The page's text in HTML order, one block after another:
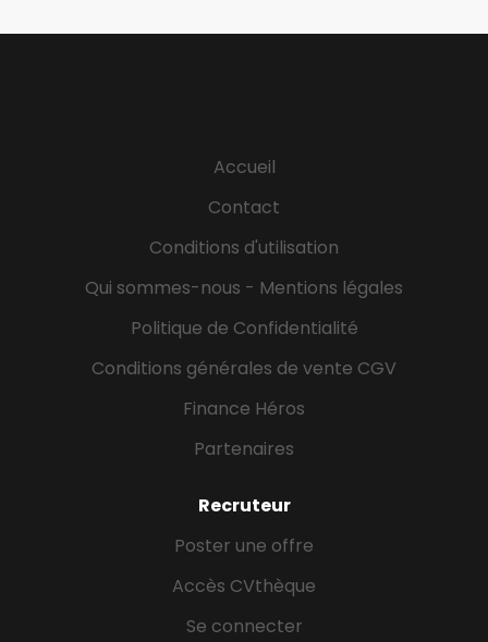
Accueil
Contact
Conditions d'utilisation
Qui sommes-nous - Mentions légales
Politique de Confidentialité
Conditions générales de vente CGV
Finance Héros
Partenaires
Recruteur
Poster une offre
Accès CVthèque
Se connecter